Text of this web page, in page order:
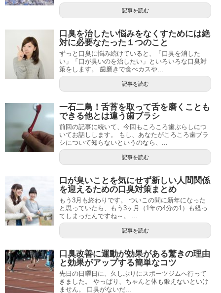
記事を読む
口臭を治したい悩みをなくすためには絶
対に必要なたった１つのこと
ずっと口臭に悩み続けていると、「口臭を消した
い」「口が臭いのを治したい」といろいろな口臭対
策をします。 歯磨きで食べカスや...
記事を読む
一石二鳥！舌苔を取って舌を磨くことも
できる他とは違う歯ブラシ
前回の記事に続いて、今回もころころ歯ぶらしにつ
いてお話しします。 もし、あなたがころころ歯ブラ
シについて知らないというのなら、...
記事を読む
口が臭いことを気にせず新しい人間関係
を迎えるための口臭対策まとめ
もう3月も終わりです。 ついこの間に新年になった
と思っていたら、もう3ヶ月（1年の4分の1）も経っ
てしまったんですね～。 ...
記事を読む
口臭改善に運動が効果がある驚きの理由
と効果がアップする簡単なコツ
先日の日曜日に、久しぶりにスポーツジムへ行って
きました。 やっぱり、ちゃんと体も鍛えないといけ
ません。 口臭がないだ...